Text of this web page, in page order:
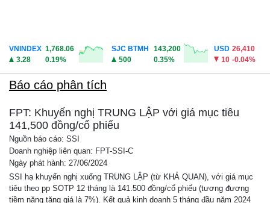
VNINDEX 1,768.06
3.28
0.19%
SJC BTMH
143,200
500
0.35%
USD 26,410
10 -0.04%
Báo cáo phân tích
FPT: Khuyến nghị TRUNG LẬP với giá mục tiêu
141,500 đồng/cổ phiếu
Nguồn báo cáo: SSI
Doanh nghiệp liên quan: FPT-SSI-C
Ngày phát hành: 27/06/2024
SSI hạ khuyến nghị xuống TRUNG LẬP (từ KHẢ QUAN), với giá mục
tiêu theo pp SOTP 12 tháng là 141.500 đồng/cổ phiếu (tương đương
tiềm năng tăng giá là 7%). Kết quả kinh doanh 5 tháng đầu năm 2024